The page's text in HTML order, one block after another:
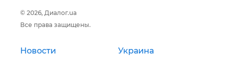
© 2026, Диалог.ua
Все права защищены.
Новости Украина